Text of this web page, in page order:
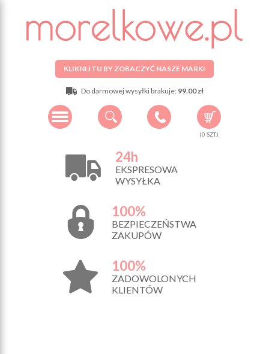
KLIKNIJ TU BY ZOBACZYĆ NASZE MARKI
Do darmowej wysyłki brakuje: 99.00 zł
(0 SZT.)
24h
EKSPRESOWA
WYSYŁKA
100%
BEZPIECZEŃSTWA
ZAKUPÓW
100%
ZADOWOLONYCH
KLIENTÓW